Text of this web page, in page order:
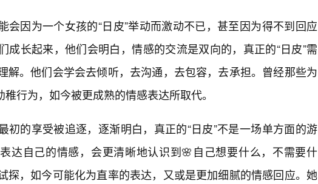
会因为一个女孩的“日皮”举动而激动不已，甚至因为得不到回应
成长起来，他们会明白，情感的交流是双向的，真正的“日皮”需
解。他们会学会去倾听，去沟通，去包容，去承担。曾经那些为
稚行为，如今被更成熟的情感表达所取代。
初的享受被追逐，逐渐明白，真正的“日皮”不是一场单方面的游
达自己的情感，会更清晰地认识到🌸自己想要什么，不需要什
探，如今可能化为直率的表达，又或是更加细腻的情感回应。她